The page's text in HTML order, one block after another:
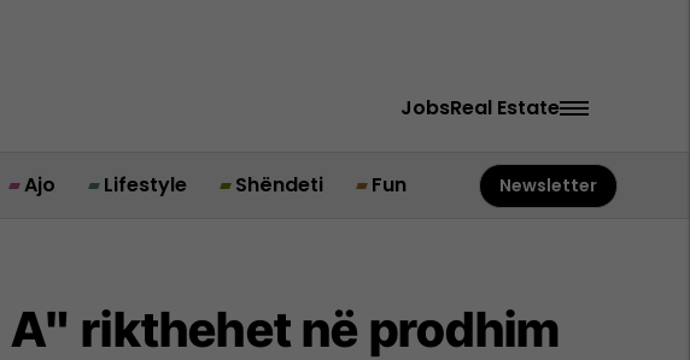
JobsReal Estate
Ajo Lifestyle Shëndeti Fun Newsletter
rikthehet në prodhim